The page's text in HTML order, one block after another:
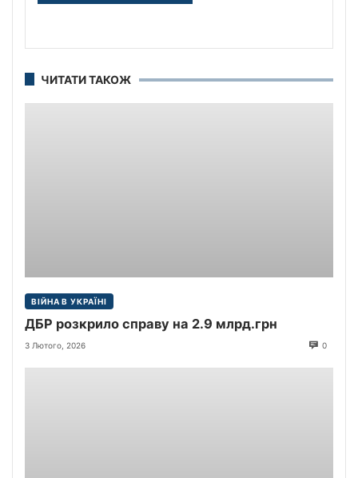
ЧИТАТИ ТАКОЖ
ВІЙНА В УКРАЇНІ
ДБР розкрило справу на 2.9 млрд.грн
3 Лютого, 2026 0